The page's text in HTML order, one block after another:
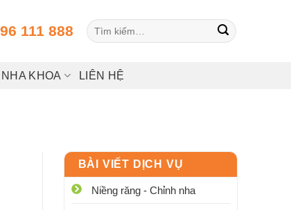
111 888
Tìm
kiếm:
KHOA LIÊN HỆ
BÀI VIẾT DỊCH VỤ
Niềng răng - Chỉnh nha